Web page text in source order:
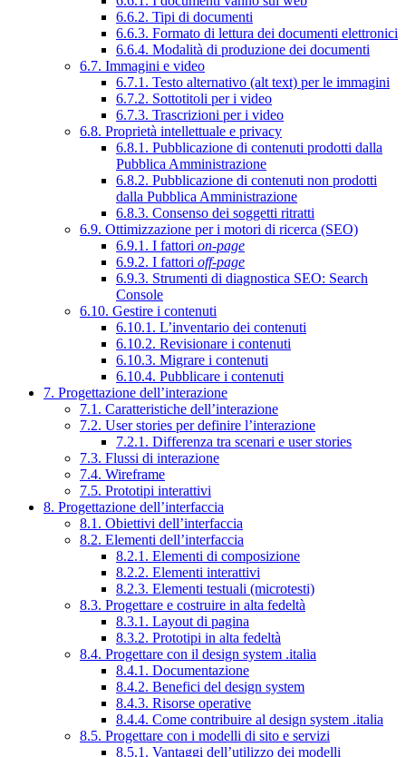
6.6.2. Tipi di documenti
6.6.3. Formato di lettura dei documenti elettronici
6.6.4. Modalità di produzione dei documenti
6.7. Immagini e video
6.7.1. Testo alternativo (alt text) per le immagini
6.7.2. Sottotitoli per i video
6.7.3. Trascrizioni per i video
6.8. Proprietà intellettuale e privacy
6.8.1. Pubblicazione di contenuti prodotti dalla
Pubblica Amministrazione
6.8.2. Pubblicazione di contenuti non prodotti
dalla Pubblica Amministrazione
6.8.3. Consenso dei soggetti ritratti
6.9. Ottimizzazione per i motori di ricerca (SEO)
6.9.1. I fattori on-page
6.9.2. I fattori off-page
6.9.3. Strumenti di diagnostica SEO: Search
Console
6.10. Gestire i contenuti
6.10.1. L’inventario dei contenuti
6.10.2. Revisionare i contenuti
6.10.3. Migrare i contenuti
6.10.4. Pubblicare i contenuti
7. Progettazione dell’interazione
7.1. Caratteristiche dell’interazione
7.2. User stories per definire l’interazione
7.2.1. Differenza tra scenari e user stories
7.3. Flussi di interazione
7.4. Wireframe
7.5. Prototipi interattivi
8. Progettazione dell’interfaccia
8.1. Obiettivi dell’interfaccia
8.2. Elementi dell’interfaccia
8.2.1. Elementi di composizione
8.2.2. Elementi interattivi
8.2.3. Elementi testuali (microtesti)
8.3. Progettare e costruire in alta fedeltà
8.3.1. Layout di pagina
8.3.2. Prototipi in alta fedeltà
8.4. Progettare con il design system .italia
8.4.1. Documentazione
8.4.2. Benefici del design system
8.4.3. Risorse operative
8.4.4. Come contribuire al design system .italia
8.5. Progettare con i modelli di sito e servizi
8.5.1. Vantaggi dell’utilizzo dei modelli